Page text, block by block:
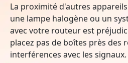
La proximité d'autres
une lampe halogène ou un
avec votre routeur est
placez pas de boîtes près des
interférences avec les signaux.